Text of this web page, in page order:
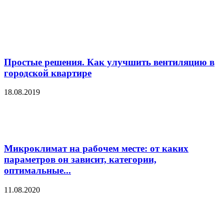
Простые решения. Как улучшить вентиляцию в
городской квартире
18.08.2019
Микроклимат на рабочем месте: от каких
параметров он зависит, категории,
оптимальные...
11.08.2020